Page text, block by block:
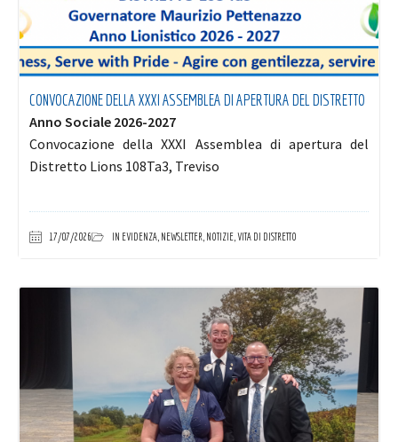
CONVOCAZIONE DELLA XXXI ASSEMBLEA DI APERTURA DEL DISTRETTO
Anno Sociale 2026-2027
Convocazione della XXXI Assemblea di apertura del
Distretto Lions 108Ta3, Treviso
17/07/2026 IN EVIDENZA, NEWSLETTER NOTIZIE, VITA DI DISTRETTO